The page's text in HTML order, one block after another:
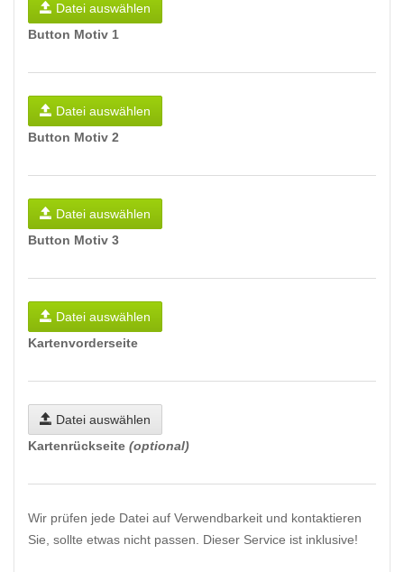
Datei auswählen
Button Motiv 1
Datei auswählen
Button Motiv 2
Datei auswählen
Button Motiv 3
Datei auswählen
Kartenvorderseite
Datei auswählen
Kartenrückseite (optional)
Wir prüfen jede Datei auf Verwendbarkeit und kontaktieren
Sie, sollte etwas nicht passen. Dieser Service ist inklusive!